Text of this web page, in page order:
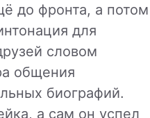
до фронта, а потом
для
словом
общения
биографий.
а сам он успел